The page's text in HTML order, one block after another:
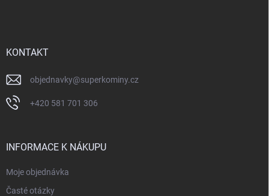
KONTAKT
objednavky@superkominy.cz
+420 581 701 306
INFORMACE K NÁKUPU
Moje objednávka
Časté otázky